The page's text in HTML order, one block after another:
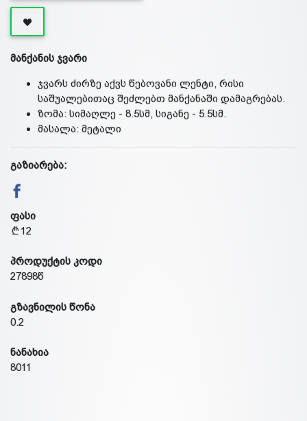
მანქანის ჯვარი
ჯვარს ძირზე აქვს წებოვანი ლენტი, რისი
საშუალებითაც შეძლებთ მანქანაში დამაგრებას.
ზომა: სიმაღლე - 8.5სმ, სიგანე - 5.5სმ.
მასალა: მეტალი
გაზიარება:
ფასი
12
პროდუქტის კოდი
27898წ
გზავნილის წონა
0.2
ნანახია
8011